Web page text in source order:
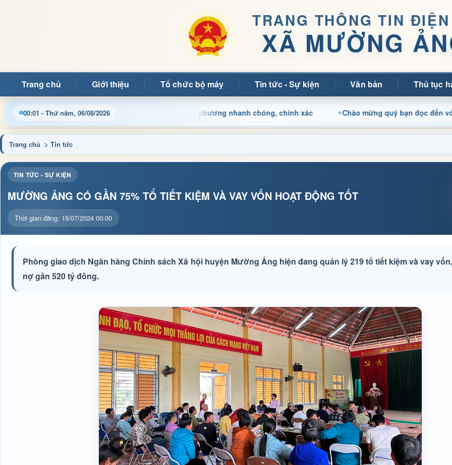
TRANG THÔNG TIN
XÃ MƯỜNG
Trang chủ Giới thiệu Tổ chức bộ máy Tin tức - Sự kiện Văn bản Thủ tục
00:01 - Thứ năm, 06/08/2026
điều hành, thủ tục hành chính và tin tức địa phương nhanh chóng, chính xác Chào mừng quý bạn đọc đến với Trang
Trang chủ > Tin tức
TIN TỨC - SỰ KIỆN
MƯỜNG ẢNG CÓ GẦN 75% TỔ TIẾT KIỆM VÀ VAY VỐN HOẠT ĐỘNG TỐT
Thời gian đăng: 15/07/2024 00:00
Phòng giao dịch Ngân hàng Chính sách Xã hội huyện Mường Ảng hiện đang quản lý 219 tổ tiết kiệm và vay
nợ gần 520 tỷ đồng.